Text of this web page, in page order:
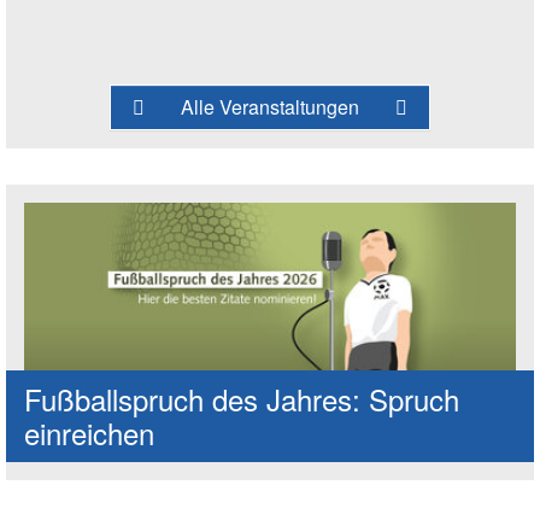
Alle Veranstaltungen
Fußballspruch des Jahres: Spruch
einreichen